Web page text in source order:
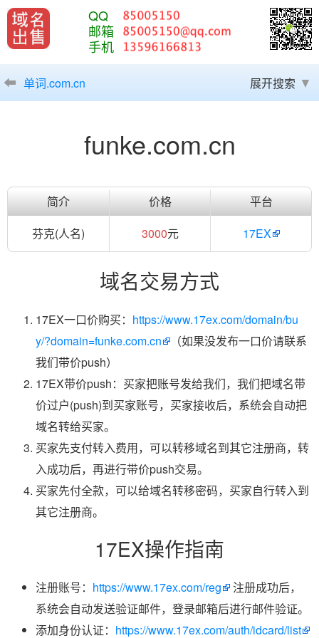
QQ
邮箱
手机
单词.com.cn 展开搜索
funke.com.cn
简介 价格
平台
芬克(人名)
3000元 17EX
域名交易方式
17EX一口价购买： https://www.17ex.com/domain/bu
y/?domain=funke.com.cn
（如果没发布一口价请联系
我们带价push）
17EX带价push：买家把账号发给我们，我们把域名带
价过户(push)到买家账号，买家接收后，系统会自动把
域名转给买家。
买家先支付转入费用，可以转移域名到其它注册商，转
入成功后，再进行带价push交易。
买家先付全款，可以给域名转移密码，买家自行转入到
其它注册商。
17EX操作指南
注册账号： https://www.17ex.com/reg
注册成功后，
系统会自动发送验证邮件，登录邮箱后进行邮件验证。
添加身份认证： https://www.17ex.com/auth/idcard/list